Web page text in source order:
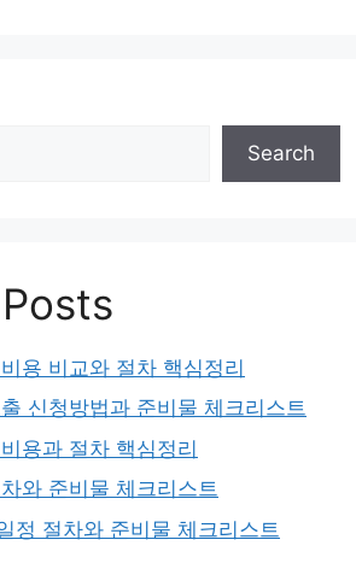
Search
용 비교와 절차 핵심정리
신청방법과 준비물 체크리스트
용과 절차 핵심정리
와 준비물 체크리스트
정 절차와 준비물 체크리스트